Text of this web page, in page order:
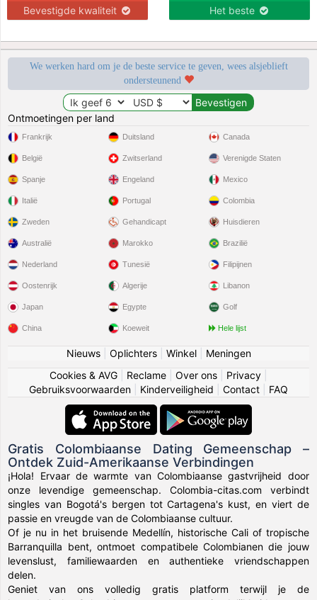
Bevestigde kwaliteit Het beste
We werken hard om je de beste service te geven, wees alsjeblieft
ondersteunend
Ontmoetingen per land
Frankrijk
België
Spanje
Italië
Zweden
Duitsland
Zwitserland
Engeland
Portugal
Gehandicapt
Canada
Verenigde Staten
Mexico
Colombia
Huisdieren
Australië
Nederland
Oostenrijk
Japan
China
Marokko
Tunesië
Algerije
Egypte
Koeweit
Brazilië
Filipijnen
Libanon
Golf
Hele lijst
Nieuws| Oplichters| Winkel| Meningen
Cookies & AVG
Reclame Over ons Privacy
Gebruiksvoorwaarden
Kinderveiligheid Contact FAQ
Gratis Colombiaanse Dating Gemeenschap –
Ontdek Zuid-Amerikaanse Verbindingen
¡Hola! Ervaar de warmte van Colombiaanse gastvrijheid door
onze levendige gemeenschap. Colombia-citas.com verbindt
singles van Bogotá's bergen tot Cartagena's kust, en viert de
passie en vreugde van de Colombiaanse cultuur.
Of je nu in het bruisende Medellín, historische Cali of tropische
Barranquilla bent, ontmoet compatibele Colombianen die jouw
levenslust, familiewaarden en authentieke vriendschappen
delen.
Geniet van ons volledig gratis platform terwijl je de